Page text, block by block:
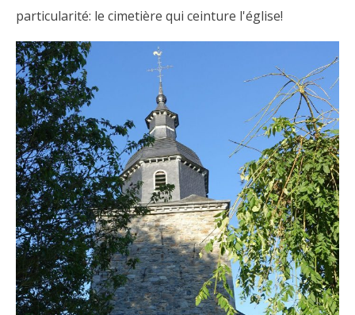
particularité: le cimetière qui ceinture l'église!